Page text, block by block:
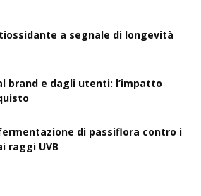
a segnale di longevità
brand e dagli utenti: l’impatto
di passiflora contro i
raggi UVB